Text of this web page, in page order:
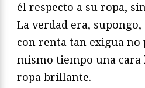
él respecto a su ropa,
La verdad era,
con renta tan exigua no
mismo tiempo una
ropa brillante.